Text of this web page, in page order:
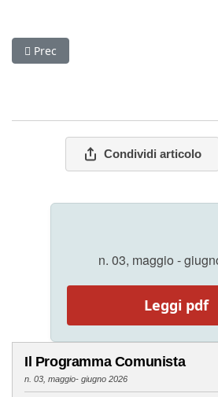
Articolo precedente: Il «Socialismo»
Prec
Condividi articolo
n. 03, maggio -
Leggi pdf
Il Programma Comunista
n. 03, maggio- giugno 2026